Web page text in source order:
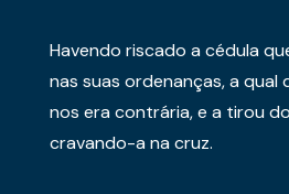
Havendo riscado a cédula
nas suas ordenanças, a qual
nos era contrária, e a tirou
cravando-a na cruz.